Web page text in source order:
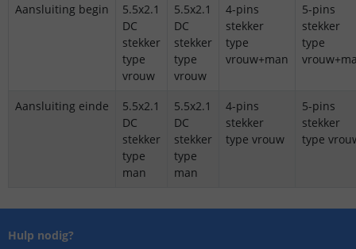
Aansluiting begin
5.5x2.1
DC
stekker
type
vrouw
5.5x2.1
DC
stekker
type
vrouw
4-pins
stekker
type
vrouw+man
5-pins
stekker
type
Aansluiting einde
5.5x2.1
DC
stekker
type
man
5.5x2.1
DC
stekker
type
man
4-pins
stekker
type vrouw
5-pins
stekker
type
Hulp nodig?